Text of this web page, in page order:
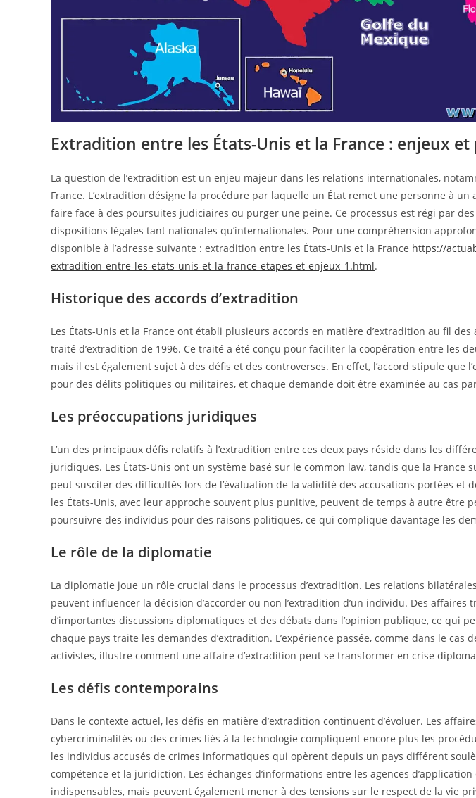
Extradition entre les États-Unis et la France : enjeux et
La question de l’extradition est un enjeu majeur dans les relations internationales,
France. L’extradition désigne la procédure par laquelle un État remet une personne à
faire face à des poursuites judiciaires ou purger une peine. Ce processus est régi par
dispositions légales tant nationales qu’internationales. Pour une compréhension
disponible à l’adresse suivante : extradition entre les États-Unis et la France https://
extradition-entre-les-etats-unis-et-la-france-etapes-et-enjeux_1.html.
Historique des accords d’extradition
Les États-Unis et la France ont établi plusieurs accords en matière d’extradition au fil
traité d’extradition de 1996. Ce traité a été conçu pour faciliter la coopération entre les
mais il est également sujet à des défis et des controverses. En effet, l’accord stipule que
pour des délits politiques ou militaires, et chaque demande doit être examinée au cas
Les préoccupations juridiques
L’un des principaux défis relatifs à l’extradition entre ces deux pays réside dans les
juridiques. Les États-Unis ont un système basé sur le common law, tandis que la France
peut susciter des difficultés lors de l’évaluation de la validité des accusations portées et
les États-Unis, avec leur approche souvent plus punitive, peuvent de temps à autre être
poursuivre des individus pour des raisons politiques, ce qui complique davantage les
Le rôle de la diplomatie
La diplomatie joue un rôle crucial dans le processus d’extradition. Les relations
peuvent influencer la décision d’accorder ou non l’extradition d’un individu. Des
d’importantes discussions diplomatiques et des débats dans l’opinion publique, ce qui
chaque pays traite les demandes d’extradition. L’expérience passée, comme dans le cas
activistes, illustre comment une affaire d’extradition peut se transformer en crise
Les défis contemporains
Dans le contexte actuel, les défis en matière d’extradition continuent d’évoluer. Les
cybercriminalités ou des crimes liés à la technologie compliquent encore plus les
les individus accusés de crimes informatiques qui opèrent depuis un pays différent
compétence et la juridiction. Les échanges d’informations entre les agences
indispensables, mais peuvent également mener à des tensions sur le respect de la vie